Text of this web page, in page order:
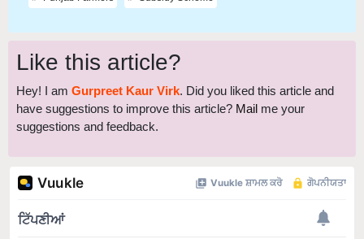
Like this article?
Hey! I am Gurpreet Kaur Virk. Did you liked this article and
have suggestions to improve this article? Mail me your
suggestions and feedback.